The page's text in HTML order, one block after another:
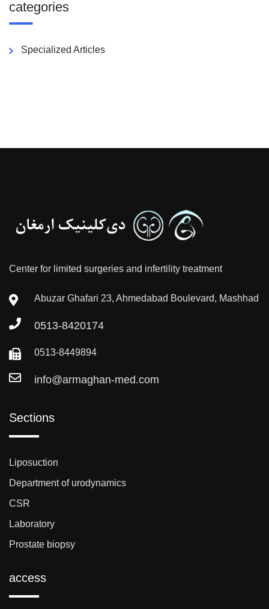
categories
Specialized Articles
Center for limited surgeries and infertility treatment
Abuzar Ghafari 23, Ahmedabad Boulevard, Mashhad
0513-8420174
0513-8449894
info@armaghan-med.com
Sections
Liposuction
Department of urodynamics
CSR
Laboratory
Prostate biopsy
access